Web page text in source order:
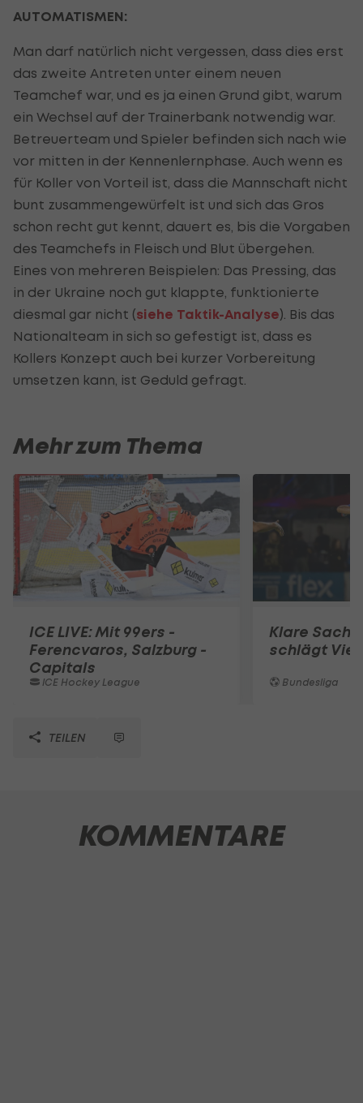
AUTOMATISMEN:
Man darf natürlich nicht vergessen, dass dies erst
das zweite Antreten unter einem neuen
Teamchef war, und es ja einen Grund gibt, warum
ein Wechsel auf der Trainerbank notwendig war.
Betreuerteam und Spieler befinden sich nach wie
vor mitten in der Kennenlernphase. Auch wenn es
für Koller von Vorteil ist, dass die Mannschaft nicht
bunt zusammengewürfelt ist und sich das Gros
schon recht gut kennt, dauert es, bis die Vorgaben
des Teamchefs in Fleisch und Blut übergehen.
Eines von mehreren Beispielen: Das Pressing, das
in der Ukraine noch gut klappte, funktionierte
diesmal gar nicht (siehe Taktik-Analyse). Bis das
Nationalteam in sich so gefestigt ist, dass es
Kollers Konzept auch bei kurzer Vorbereitung
umsetzen kann, ist Geduld gefragt.
Mehr zum Thema
ICE LIVE: Mit 99ers -
Ferencvaros, Salzburg -
Capitals
ICE Hockey League
Klare
schlägt
Bundesliga
TEILEN
KOMMENTARE